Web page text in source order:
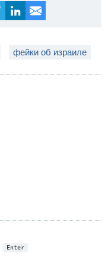
фейки об израиле
Enter